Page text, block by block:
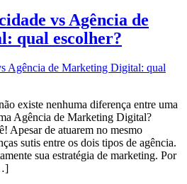
vs Agência de
qual escolher?
existe nenhuma diferença entre uma
Agência de Marketing Digital?
Apesar de atuarem no mesmo
sutis entre os dois tipos de agência.
sua estratégia de marketing. Por